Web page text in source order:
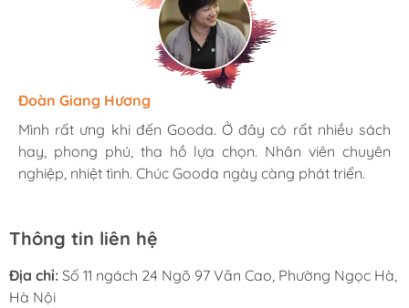
Hương Suri
Mình rất ưng khi đến Gooda. Ở đây có rất nhiều sách
hay, phong phú, tha hồ lựa chọn. Nhân viên chuyên
nghiệp, nhiệt tình. Chúc Gooda ngày càng phát triển.
Đoàn Giang Hương
Mình rất ưng khi đến Gooda. Ở đây có rất nhiều sách
hay, phong phú, tha hồ lựa chọn. Nhân viên chuyên
nghiệp, nhiệt tình. Chúc Gooda ngày càng phát triển.
Ngọc Anh
Mình rất ưng khi đến Gooda. Ở đây có rất nhiều sách
hay, phong phú, tha hồ lựa chọn. Nhân viên chuyên
nghiệp, nhiệt tình. Chúc Gooda ngày càng phát triển.
Thông tin liên hệ
Địa chỉ: Số 11 ngách 24 Ngõ 97 Văn Cao, Phường Ngọc Hà,
Hà Nội